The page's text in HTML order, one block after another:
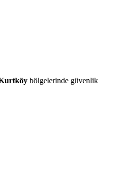
Kurtköy bölgelerinde güvenlik